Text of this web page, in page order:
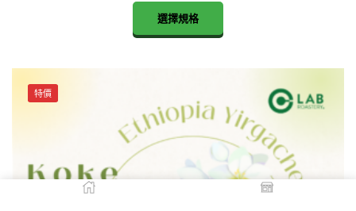
選擇規格
This
product
multiple
variants.
The
options
may
be
chosen
特價